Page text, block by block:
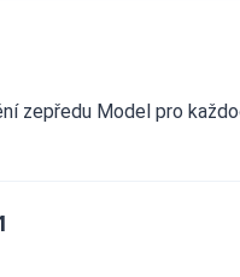
zepředu Model pro